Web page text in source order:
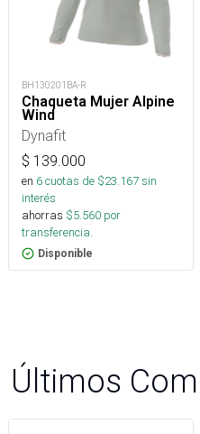
BH130201BA-R
Chaqueta Mujer Alpine
Wind
Dynafit
$ 139.000
en 6cuotas de $23.167sin
interés
ahorras $5.560 por
transferencia.
Disponible
Últimos